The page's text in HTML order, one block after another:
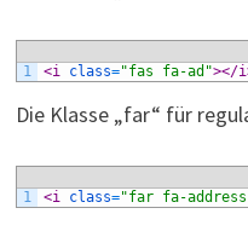
1
<i class="fas fa-ad"></
Die Klasse „far“ für
1
<i class="far fa-